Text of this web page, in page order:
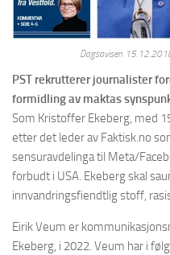
Dagsavisen
PST rekrutterer journalister
formidling av maktas
Som Kristoffer Ekeberg, med
etter det leder av Faktisk.no
sensuravdelinga til Meta/
forbudt i USA. Ekeberg skal
innvandringsfiendtlig stoff,
Eirik Veum er
Ekeberg, i 2022. Veum har i